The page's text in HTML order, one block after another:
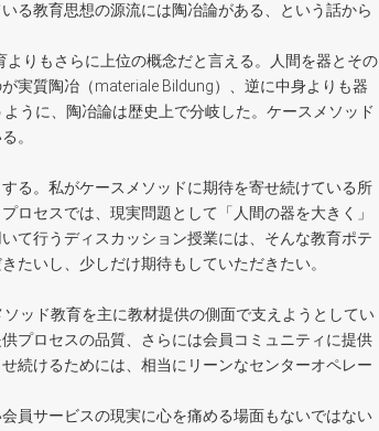
る教育思想の源流には陶冶論がある、という話から
りもさらに上位の概念だと言える。人間を器とその
実質陶冶（materiale Bildung）、逆に中身よりも器
うに、陶冶論は歴史上で分岐した。ケースメソッド
。
る。私がケースメソッドに期待を寄せ続けている所
ロセスでは、現実問題として「人間の器を大きく」
て行うディスカッション授業には、そんな教育ポテ
たいし、少しだけ期待もしていただきたい。
ッド教育を主に教材提供の側面で支えようとしてい
プロセスの品質、さらには会員コミュニティに提供
続けるためには、相当にリーンなセンターオペレー
員サービスの現実に心を痛める場面もないではない